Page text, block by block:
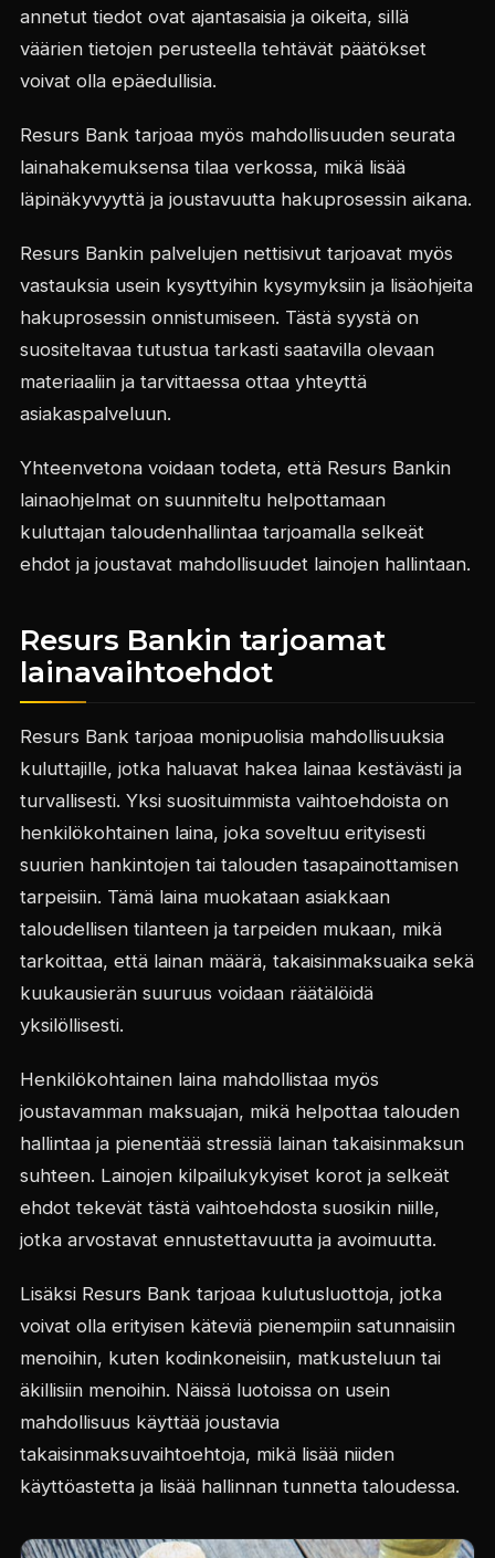
annetut tiedot ovat ajantasaisia ja oikeita, sillä
väärien tietojen perusteella tehtävät päätökset
voivat olla epäedullisia.
Resurs Bank tarjoaa myös mahdollisuuden seurata
lainahakemuksensa tilaa verkossa, mikä lisää
läpinäkyvyyttä ja joustavuutta hakuprosessin aikana.
Resurs Bankin palvelujen nettisivut tarjoavat myös
vastauksia usein kysyttyihin kysymyksiin ja lisäohjeita
hakuprosessin onnistumiseen. Tästä syystä on
suositeltavaa tutustua tarkasti saatavilla olevaan
materiaaliin ja tarvittaessa ottaa yhteyttä
asiakaspalveluun.
Yhteenvetona voidaan todeta, että Resurs Bankin
lainaohjelmat on suunniteltu helpottamaan
kuluttajan taloudenhallintaa tarjoamalla selkeät
ehdot ja joustavat mahdollisuudet lainojen hallintaan.
Resurs Bankin tarjoamat
lainavaihtoehdot
Resurs Bank tarjoaa monipuolisia mahdollisuuksia
kuluttajille, jotka haluavat hakea lainaa kestävästi ja
turvallisesti. Yksi suosituimmista vaihtoehdoista on
henkilökohtainen laina, joka soveltuu erityisesti
suurien hankintojen tai talouden tasapainottamisen
tarpeisiin. Tämä laina muokataan asiakkaan
taloudellisen tilanteen ja tarpeiden mukaan, mikä
tarkoittaa, että lainan määrä, takaisinmaksuaika sekä
kuukausierän suuruus voidaan räätälöidä
yksilöllisesti.
Henkilökohtainen laina mahdollistaa myös
joustavamman maksuajan, mikä helpottaa talouden
hallintaa ja pienentää stressiä lainan takaisinmaksun
suhteen. Lainojen kilpailukykyiset korot ja selkeät
ehdot tekevät tästä vaihtoehdosta suosikin niille,
jotka arvostavat ennustettavuutta ja avoimuutta.
Lisäksi Resurs Bank tarjoaa kulutusluottoja, jotka
voivat olla erityisen käteviä pienempiin satunnaisiin
menoihin, kuten kodinkoneisiin, matkusteluun tai
äkillisiin menoihin. Näissä luotoissa on usein
mahdollisuus käyttää joustavia
takaisinmaksuvaihtoehtoja, mikä lisää niiden
käyttöastetta ja lisää hallinnan tunnetta taloudessa.